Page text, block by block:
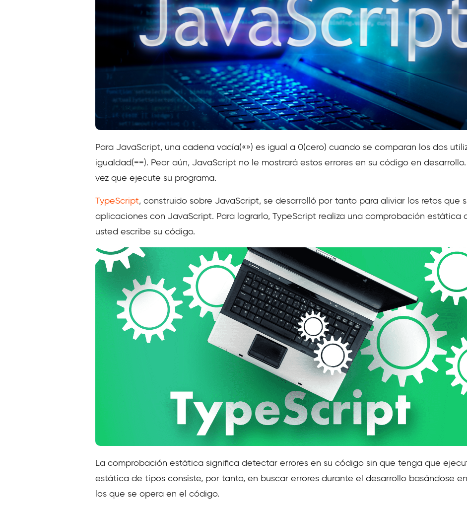
Para JavaScript, una cadena vacía(«») es igual a 0(cero) cuando se comparan los dos
igualdad(==). Peor aún, JavaScript no le mostrará estos errores en su código en
vez que ejecute su programa.
TypeScript, construido sobre JavaScript, se desarrolló por tanto para aliviar los retos que
aplicaciones con JavaScript. Para lograrlo, TypeScript realiza una comprobación estática
usted escribe su código.
La comprobación estática significa detectar errores en su código sin que tenga que
estática de tipos consiste, por tanto, en buscar errores durante el desarrollo basándose
los que se opera en el código.